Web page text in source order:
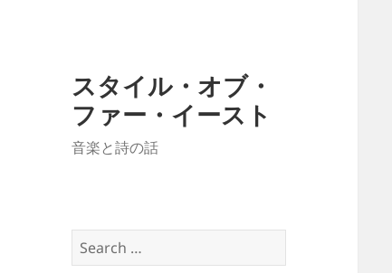
スタイル・オブ・
ファー・イースト
音楽と詩の話
Search
for: